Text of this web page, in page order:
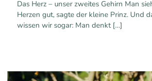
Das Herz – unser zweites Gehirn Man
Herzen gut, sagte der kleine Prinz. Und
wissen wir sogar: Man denkt[…]